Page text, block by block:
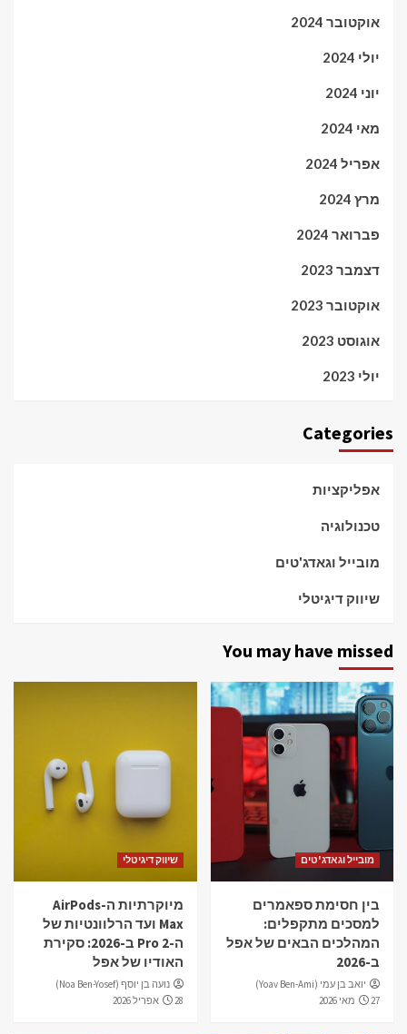
אוקטובר 2024
יולי 2024
יוני 2024
מאי 2024
אפריל 2024
מרץ 2024
פברואר 2024
דצמבר 2023
אוקטובר 2023
אוגוסט 2023
יולי 2023
Categories
אפליקציות
טכנולוגיה
מובייל וגאדג'טים
שיווק דיגיטלי
You may have missed
מובייל וגאדג'טים
בין חסימת ספאמרים
למסכים מתקפלים:
המהלכים הבאים של אפל
ב-2026
יואב בן עמי (Yoav Ben-Ami)
27 מאי 2026
שיווק דיגיטלי
מיוקרתיות ה-AirPods
Max ועד הרלוונטיות של
ה-Pro 2 ב-2026: סקירת
האודיו של אפל
נועה בן יוסף (Noa Ben-Yosef)
28 אפריל 2026